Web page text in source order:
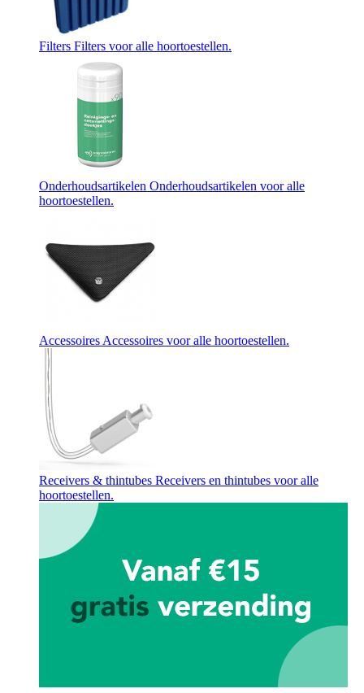
Filters Filters voor alle hoortoestellen.
Onderhoudsartikelen Onderhoudsartikelen voor alle
hoortoestellen.
Accessoires Accessoires voor alle hoortoestellen.
Receivers & thintubes Receivers en thintubes voor alle
hoortoestellen.